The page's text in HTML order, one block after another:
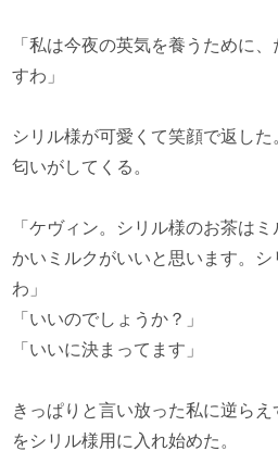
「私は今夜の英気を養うために
すわ」
シリル様が可愛くて笑顔で返し
匂いがしてくる。
「ケヴィン。シリル様のお茶は
かいミルクがいいと思います。
わ」
「いいのでしょうか？」
「いいに決まってます」
きっぱりと言い放った私に逆ら
をシリル様用に入れ始めた。